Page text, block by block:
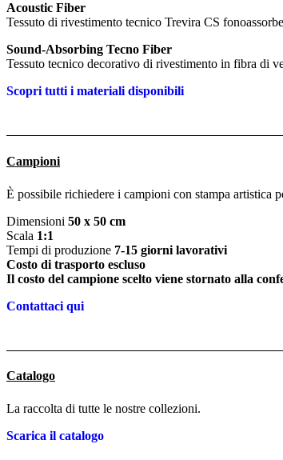
Acoustic Fiber
Tessuto di rivestimento tecnico Trevira CS
Sound-Absorbing Tecno Fiber
Tessuto tecnico decorativo di rivestimento in fibra di
Scopri tutti i materiali disponibili
Campioni
È possibile richiedere i campioni con stampa artistica
Dimensioni 50 x 50 cm
Scala 1:1
Tempi di produzione 7-15 giorni lavorativi
Costo di trasporto escluso
Il costo del campione scelto viene stornato alla
Contattaci qui
Catalogo
La raccolta di tutte le nostre collezioni.
Scarica il catalogo